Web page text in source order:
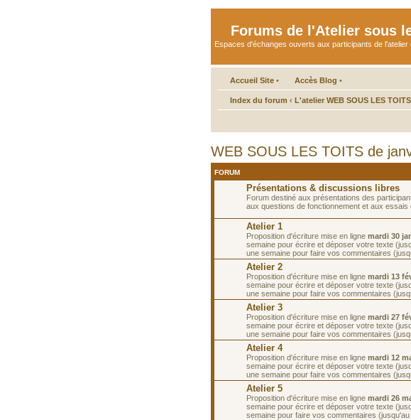
Forums de l'Atelier sous
Espaces d'échanges ouverts aux participants de
Accueil Site • Accès Blog •
Index du forum ‹ L'atelier WEB SOUS LES
WEB SOUS LES TOITS de
FORUM
Présentations & discussions libres
Forum destiné aux présentations des
aux questions de fonctionnement et aux essais
Atelier 1
Proposition d'écriture mise en ligne mardi 30
semaine pour écrire et déposer votre texte
une semaine pour faire vos commentaires
Atelier 2
Proposition d'écriture mise en ligne mardi 13
semaine pour écrire et déposer votre texte
une semaine pour faire vos commentaires
Atelier 3
Proposition d'écriture mise en ligne mardi 27
semaine pour écrire et déposer votre texte
une semaine pour faire vos commentaires
Atelier 4
Proposition d'écriture mise en ligne mardi 12
semaine pour écrire et déposer votre texte
une semaine pour faire vos commentaires
Atelier 5
Proposition d'écriture mise en ligne mardi 26
semaine pour écrire et déposer votre texte
semaine pour faire vos commentaires (jusqu'au